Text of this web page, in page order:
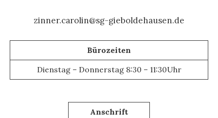
zinner.carolin@sg-gieboldehausen.de
Bürozeiten
Dienstag – Donnerstag 8:30 – 11:30Uhr
Anschrift